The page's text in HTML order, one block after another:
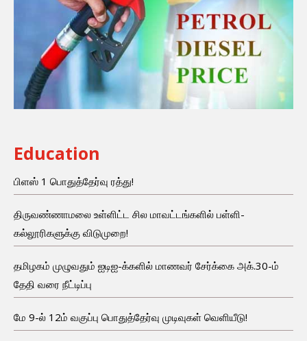
Education
பிளஸ் 1 பொதுத்தேர்வு ரத்து!
திருவண்ணாமலை உள்ளிட்ட சில மாவட்டங்களில் பள்ளி-
கல்லூரிகளுக்கு விடுமுறை!
தமிழகம் முழுவதும் ஐடிஐ-க்களில் மாணவர் சேர்க்கை அக்.30-ம்
தேதி வரை நீட்டிப்பு
மே 9-ல் 12ம் வகுப்பு பொதுத்தேர்வு முடிவுகள் வெளியீடு!